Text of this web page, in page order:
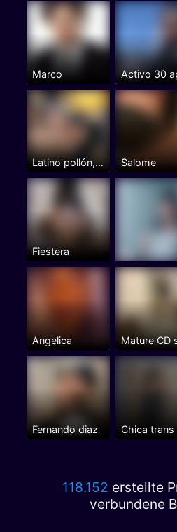
Marco
Latino pollón, divertido Salome
Fiestera
Angelica
Fernando diaz Chica trans
118.152 erstellte
verbundene